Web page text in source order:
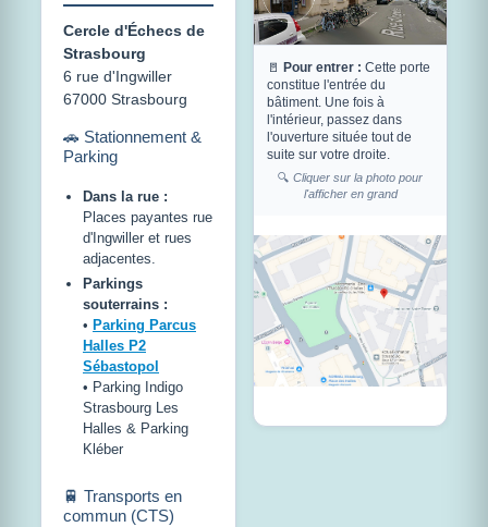
Cercle d'Échecs de
Strasbourg
6 rue d'Ingwiller
67000 Strasbourg
🚗 Stationnement &
Parking
Dans la rue :
Places payantes rue
d'Ingwiller et rues
adjacentes.
Parkings
souterrains :
• Parking Parcus
Halles P2
Sébastopol
• Parking Indigo
Strasbourg Les
Halles & Parking
Kléber
🚆 Transports en
commun (CTS)
🚪 Pour entrer : Cette porte
constitue l'entrée du
bâtiment. Une fois à
l'intérieur, passez dans
l'ouverture située tout de
suite sur votre droite.
🔍 Cliquer sur la photo pour
l'afficher en grand